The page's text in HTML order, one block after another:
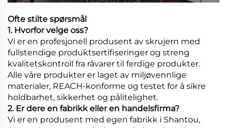
Ofte stilte spørsmål
1. Hvorfor velge oss?
Vi er en profesjonell produsent av skrujern med
fullstendige produktsertifiseringer og streng
kvalitetskontroll fra råvarer til ferdige produkter.
Alle våre produkter er laget av miljøvennlige
materialer, REACH-konforme og testet for å sikre
holdbarhet, sikkerhet og pålitelighet.
2. Er dere en fabrikk eller en handelsfirma?
Vi er en produsent med egen fabrikk i Shantou,